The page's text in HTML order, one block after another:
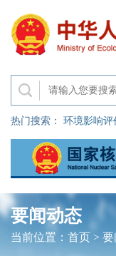
热门搜索： 环境影响评
要闻动态
当前位置： 首页> 要